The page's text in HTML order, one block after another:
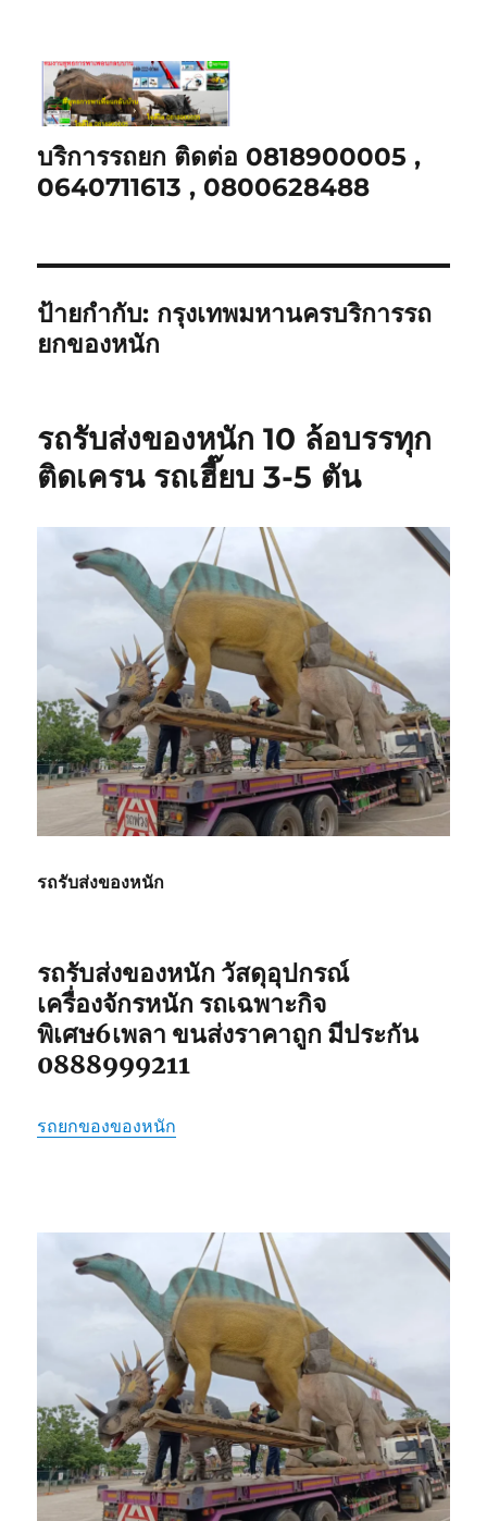
บริการรถยก ติดต่อ 0818900005 ,
0640711613 , 0800628488
ป้ายกำกับ: กรุงเทพมหานครบริการรถ
ยกของหนัก
รถรับส่งของหนัก 10 ล้อบรรทุก
ติดเครน รถเฮี๊ยบ 3-5 ตัน
รถรับส่งของหนัก
รถรับส่งของหนัก วัสดุอุปกรณ์
เครื่องจักรหนัก รถเฉพาะกิจ
พิเศษ6เพลา ขนส่งราคาถูก มีประกัน
0888999211
รถยกของของหนัก